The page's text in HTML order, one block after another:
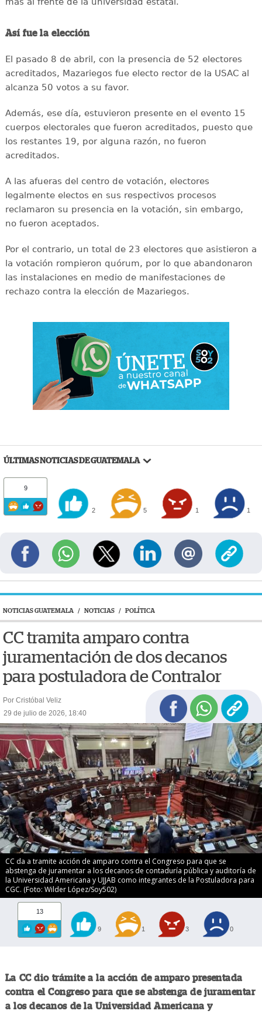
Así fue la elección
El pasado 8 de abril, con la presencia de 52 electores
acreditados, Mazariegos fue electo rector de la USAC al
alcanza 50 votos a su favor.
Además, ese día, estuvieron presente en el evento 15
cuerpos electorales que fueron acreditados, puesto que
los restantes 19, por alguna razón, no fueron
acreditados.
A las afueras del centro de votación, electores
legalmente electos en sus respectivos procesos
reclamaron su presencia en la votación, sin embargo,
no fueron aceptados.
Por el contrario, un total de 23 electores que asistieron a
la votación rompieron quórum, por lo que abandonaron
las instalaciones en medio de manifestaciones de
rechazo contra la elección de Mazariegos.
ÚLTIMAS NOTICIAS DE GUATEMALA
9
2 5 1 1
NOTICIAS GUATEMALA / NOTICIAS / POLÍTICA
CC tramita amparo contra
juramentación de dos decanos
para postuladora de Contralor
Por Cristóbal Veliz
29 de julio de 2026, 18:40
CC da a tramite acción de amparo contra el Congreso para que se
abstenga de juramentar a los decanos de contaduría pública y auditoría de
la Universidad Americana y UJJAB como integrantes de la Postuladora para
CGC. (Foto: Wilder López/Soy502)
13
9 1 3 0
La CC dio trámite a la acción de amparo presentada
contra el Congreso para que se abstenga de juramentar
a los decanos de la Universidad Americana y